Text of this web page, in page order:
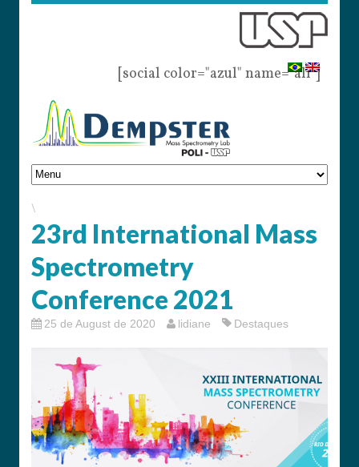
[social color="azul" name="all"]
\
23rd International Mass
Spectrometry
Conference 2021
25 de August de 2020 lidiane Destaques